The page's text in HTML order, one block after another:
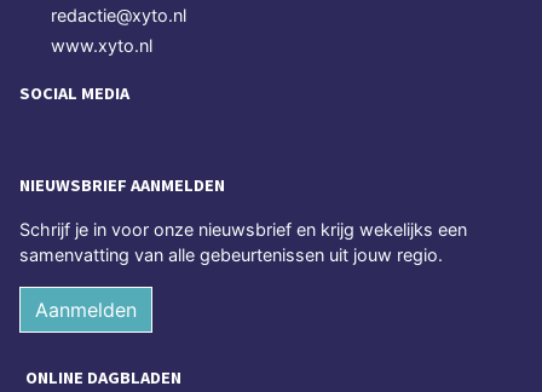
redactie@xyto.nl
www.xyto.nl
SOCIAL MEDIA
NIEUWSBRIEF AANMELDEN
Schrijf je in voor onze nieuwsbrief en krijg wekelijks een
samenvatting van alle gebeurtenissen uit jouw regio.
Aanmelden
ONLINE DAGBLADEN